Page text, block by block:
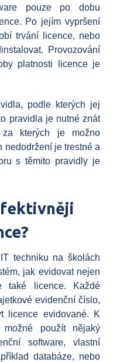
pouze po dobu
Po jejím vypršení
trvání licence, nebo
Provozování
platnosti licence je
podle kterých jej
pravidla je nutné znát
kterých je možno
nedodržení je trestné a
s těmito pravidly je
techniku na školách
jak evidovat nejen
také licence. Každé
evidenční číslo,
licence evidované. K
použít nějaký
software, vlastní
databáze, nebo